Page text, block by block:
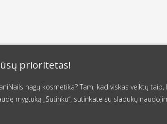
prioritetas!
nagų kosmetika? Tam, kad viskas veiktų
mygtuką „Sutinku“, sutinkate su slapukų